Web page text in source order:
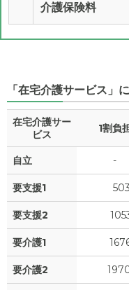
介護保険料
「在宅介護サービス」
在宅介護サー
ビス
1割負
自立 -
要支援1
要支援2
要介護1
要介護2